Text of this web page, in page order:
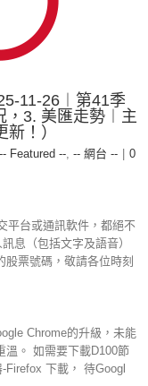
11-26︱第41季
，3. 美匯走勢︱主
！）
-- Featured --, -- 網台 --
0
平台或通訊軟件，都絕不
息（包括文字及語音）
票號碼，敬請各位時刻
Chrome的升級，未能
溫。 如需要下載D100節
Firefox 下載， 待Googl